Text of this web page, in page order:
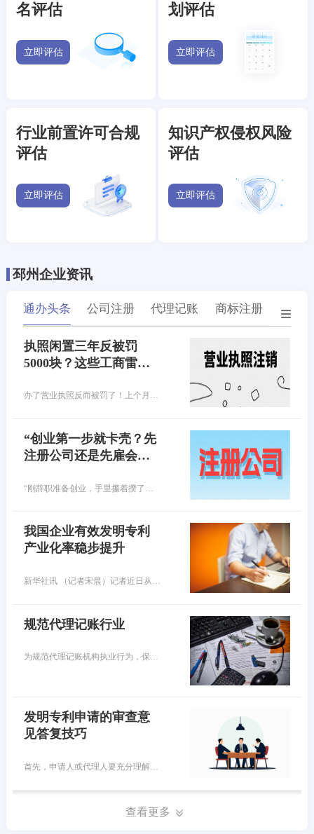
名评估
立即评估
划评估
立即评估
行业前置许可合规
评估
立即评估
知识产权侵权风险
评估
立即评估
邳州企业资讯
通办头条 公司注册 代理记账 商标注册 专利
执照闲置三年反被罚
5000块？这些工商雷
办了营业执照反而被罚了！上个月去注销营业执照，工作人员一句话让我腿软，您这执照异常3年，得先交罚款！原来当初随手办的执照，竟因连续3年没做年报，早就进黑名单了…
“创业第一步就卡壳？先
注册公司还是先雇会
了！”
我国企业有效发明专利
产业化率稳步提升
新华社讯 （记者宋晨）记者近日从国家知识产权局获悉，目前，我国国内有效发明专利中，企业所占比重已超七成，数量超过300万件。我国企业有效发明专利产业化率稳步提升，专利转化运用效益持续提高。
规范代理记账行业
为规范代理记账机构执业行为，保证执业质量和服务水平，财政部在2023年底印发了《代理记账基础工作规范（试行）》（以下简称《工作规范》），已于2024年1月起正式施行。代理记账机构从事的是社会性会计服务活动，提供的服务内容主要包括会计核算、税务申报、财务报表编制、税务筹划等，已成为促进中小微企业成长的重要专业力量。目前，我国取得行政许可的代理记账机构已经超过10万家，从业人员也超过30万人。
发明专利申请的审查意
见答复技巧
查看更多